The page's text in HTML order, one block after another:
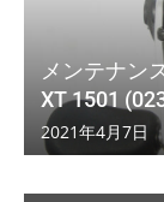
メンテナン
XT 1501
2021年4月7日